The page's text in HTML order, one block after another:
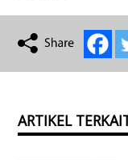
ARTIKEL